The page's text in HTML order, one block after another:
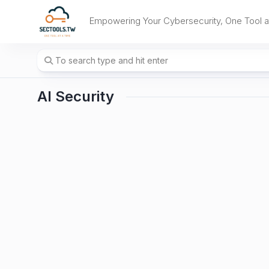
Empowering Your Cybersecurity, One Tool
AI Security